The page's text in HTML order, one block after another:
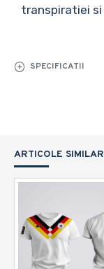
transpiratiei
SPECIFICATII
ARTICOLE